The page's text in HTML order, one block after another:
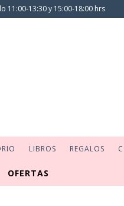
11:00-13:30 y 15:00-18:00 hrs
LIBROS REGALOS
OFERTAS